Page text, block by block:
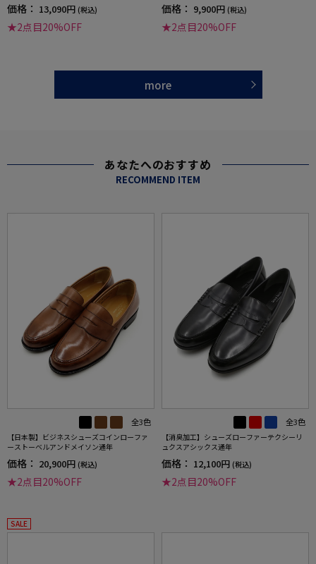
価格： 13,090円 (税込)
★2点目20%OFF
価格： 9,900円 (税込)
★2点目20%OFF
more
あなたへのおすすめ
RECOMMEND ITEM
全3色
【日本製】ビジネスシューズコインローファ
ーストーベルアンドメイソン通年
価格： 20,900円 (税込)
★2点目20%OFF
全3色
【消臭加工】シューズローファーテクシーリ
ュクスアシックス通年
価格： 12,100円 (税込)
★2点目20%OFF
SALE